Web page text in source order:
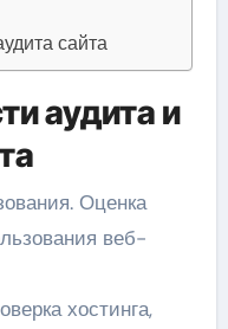
сайта
аудита и
Оценка
веб-
хостинга,